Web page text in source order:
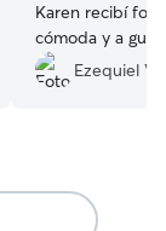
Karen recibí
cómoda y a
Ezequiel V.